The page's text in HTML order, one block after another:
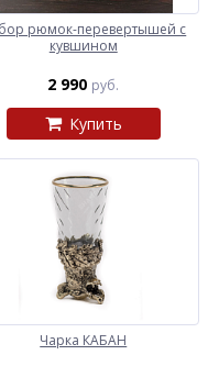
рюмок-перевертышей с
кувшином
2 990 руб.
Купить
Чарка КАБАН